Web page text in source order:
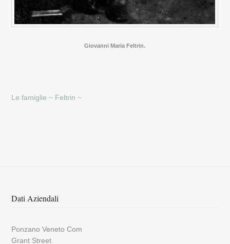
Giovanni Maria Feltrin.
Le famiglie ~ Feltrin ~
Dati Aziendali
Ponzano Veneto Com
Grant Street